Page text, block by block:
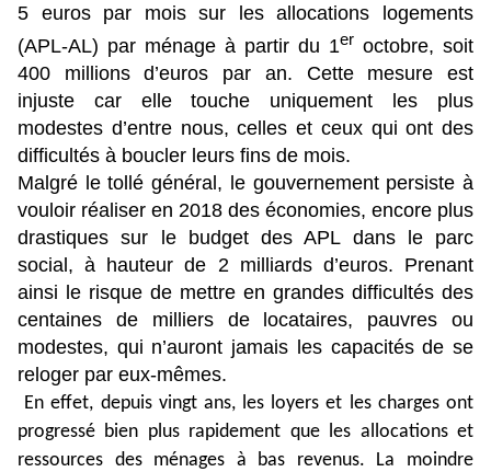
5 euros par mois sur les allocations logements
(APL-AL) par ménage à partir du 1er octobre, soit
400 millions d’euros par an. Cette mesure est
injuste car elle touche uniquement les plus
modestes d’entre nous, celles et ceux qui ont des
difficultés à boucler leurs fins de mois.
Malgré le tollé général, le gouvernement persiste à
vouloir réaliser en 2018 des économies, encore plus
drastiques sur le budget des APL dans le parc
social, à hauteur de 2 milliards d’euros. Prenant
ainsi le risque de mettre en grandes difficultés des
centaines de milliers de locataires, pauvres ou
modestes, qui n’auront jamais les capacités de se
reloger par eux-mêmes.
En effet, depuis vingt ans, les loyers et les charges ont
progressé bien plus rapidement que les allocations et
ressources des ménages à bas revenus. La moindre